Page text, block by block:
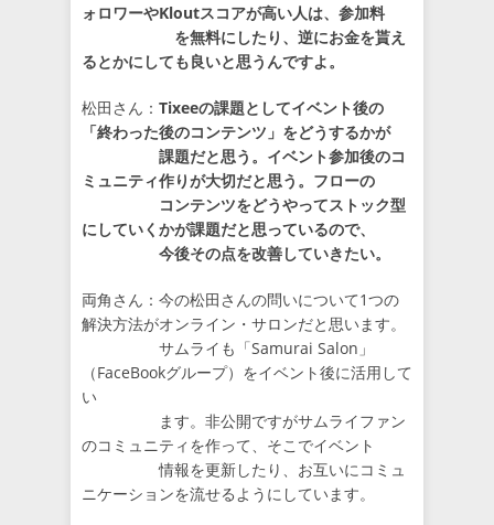
ォロワーやKloutスコアが高い人は、参加料
を無料にしたり、逆にお金を貰え
るとかにしても良いと思うんですよ。
松田さん： Tixeeの課題としてイベント後の
「終わった後のコンテンツ」をどうするかが
課題だと思う。イベント参加後のコ
ミュニティ作りが大切だと思う。フローの
コンテンツをどうやってストック型
にしていくかが課題だと思っているので、
今後その点を改善していきたい。
両角さん：今の松田さんの問いについて1つの
解決方法がオンライン・サロンだと思います。
サムライも「Samurai Salon」
（FaceBookグループ）をイベント後に活用して
い
ます。非公開ですがサムライファン
のコミュニティを作って、そこでイベント
情報を更新したり、お互いにコミュ
ニケーションを流せるようにしています。